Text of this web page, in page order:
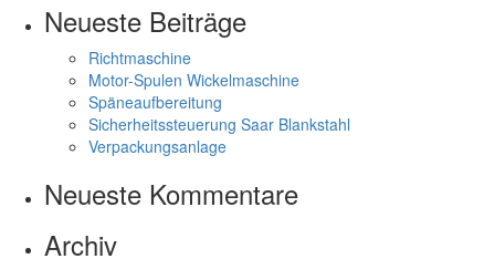
Neueste Beiträge
Richtmaschine
Motor-Spulen Wickelmaschine
Späneaufbereitung
Sicherheitssteuerung Saar Blankstahl
Verpackungsanlage
Neueste Kommentare
Archiv